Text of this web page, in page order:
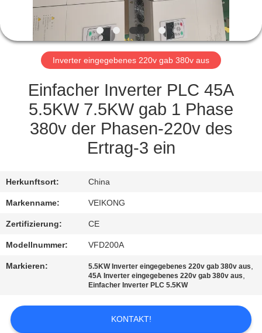
TRETEN
SIE
MIT
VERBINDUNG
NACHRICHTEN
FORDERN
SIE EIN
ZITAT
DATENSCHUTZ-
BESTIMMUNGEN
Inverter eingegebenes 220v gab 380v aus
Einfacher Inverter PLC 45A
5.5KW 7.5KW gab 1 Phase
380v der Phasen-220v des
Ertrag-3 ein
Herkunftsort: China
Markenname: VEIKONG
Zertifizierung: CE
Modellnummer: VFD200A
Markieren: 5.5KW Inverter eingegebenes 220v gab 380v aus,
45A Inverter eingegebenes 220v gab 380v aus,
Einfacher Inverter PLC 5.5KW
KONTAKT!